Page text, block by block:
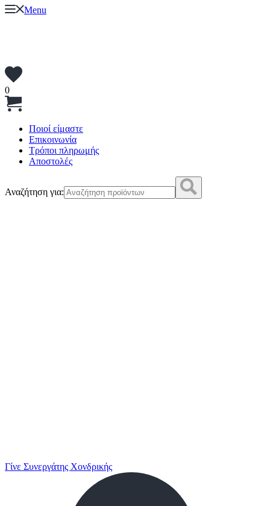
Menu
0
Ποιοί είμαστε
Επικοινωνία
Τρόποι πληρωμής
Αποστολές
Αναζήτηση για:
Γίνε Συνεργάτης Χονδρικής